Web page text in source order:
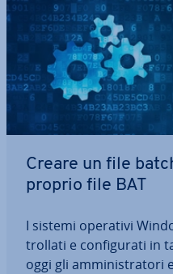
Creare un file
proprio file BAT
I sistemi operativi
trol­la­ti e con­fi­gu­ra­ti in
oggi gli am­mi­ni­stra­to­ri